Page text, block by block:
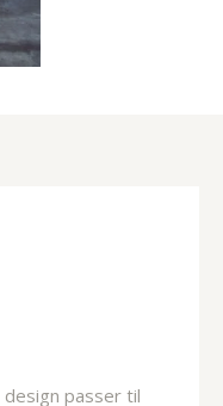
passer til